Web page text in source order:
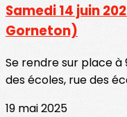
Samedi 14 juin
Gorneton)
Se rendre sur place à
des écoles, rue des
19 mai 2025